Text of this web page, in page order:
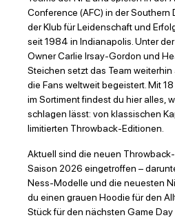
Conference (AFC) in der Southern
der Klub für Leidenschaft und
seit 1984 in Indianapolis. Unter
Owner Carlie Irsay-Gordon und
Steichen setzt das Team
die Fans weltweit begeistert. Mit
im Sortiment findest du hier alles,
schlagen lässt: von klassischen
limitierten Throwback-Editionen.
Aktuell sind die neuen
Saison 2026 eingetroffen –
Ness-Modelle und die neuesten
du einen grauen Hoodie für den
Stück für den nächsten Game